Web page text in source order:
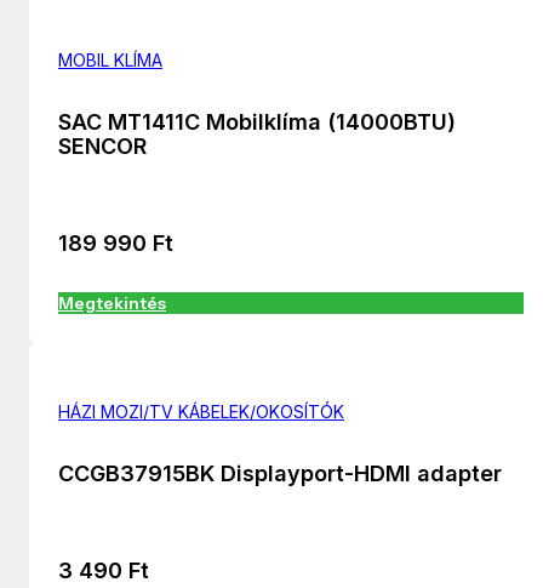
MOBIL KLÍMA
SAC MT1411C Mobilklíma (14000BTU)
SENCOR
189 990 Ft
Megtekintés
HÁZI MOZI/TV KÁBELEK/OKOSÍTÓK
CCGB37915BK Displayport-HDMI adapter
3 490 Ft